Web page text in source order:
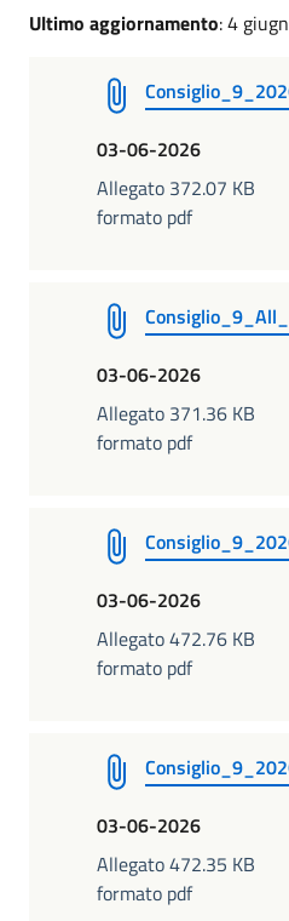
Ultimo aggiornamento: 4
03-06-2026
Allegato 372.07 KB
formato pdf
03-06-2026
Allegato 371.36 KB
formato pdf
03-06-2026
Allegato 472.76 KB
formato pdf
03-06-2026
Allegato 472.35 KB
formato pdf